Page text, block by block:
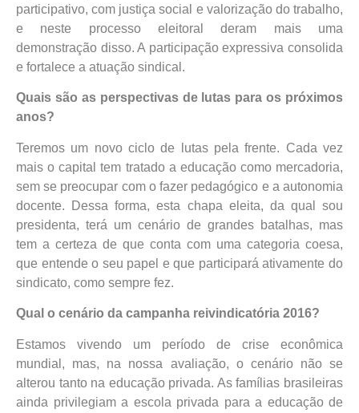
participativo, com justiça social e valorização do trabalho,
e neste processo eleitoral deram mais uma
demonstração disso. A participação expressiva consolida
e fortalece a atuação sindical.
Quais são as perspectivas de lutas para os próximos
anos?
Teremos um novo ciclo de lutas pela frente. Cada vez
mais o capital tem tratado a educação como mercadoria,
sem se preocupar com o fazer pedagógico e a autonomia
docente. Dessa forma, esta chapa eleita, da qual sou
presidenta, terá um cenário de grandes batalhas, mas
tem a certeza de que conta com uma categoria coesa,
que entende o seu papel e que participará ativamente do
sindicato, como sempre fez.
Qual o cenário da campanha reivindicatória 2016?
Estamos vivendo um período de crise econômica
mundial, mas, na nossa avaliação, o cenário não se
alterou tanto na educação privada. As famílias brasileiras
ainda privilegiam a escola privada para a educação de